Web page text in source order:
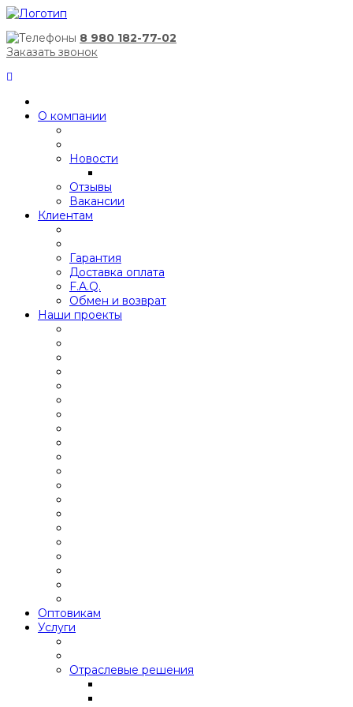
8 980 182-77-02
Заказать звонок
О компании
Новости
Отзывы
Вакансии
Клиентам
Гарантия
Доставка оплата
F.A.Q.
Обмен и возврат
Наши проекты
Оптовикам
Услуги
Отраслевые решения